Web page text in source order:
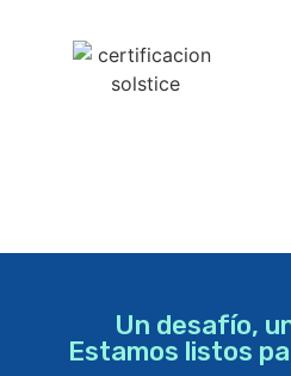
Un desafío,
Estamos listos